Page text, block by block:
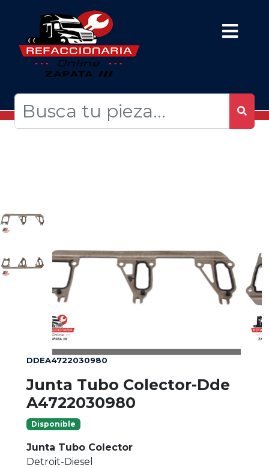
DDEA4722030980
Junta Tubo Colector-Dde
A4722030980
Disponible
Junta Tubo Colector
Detroit-Diesel